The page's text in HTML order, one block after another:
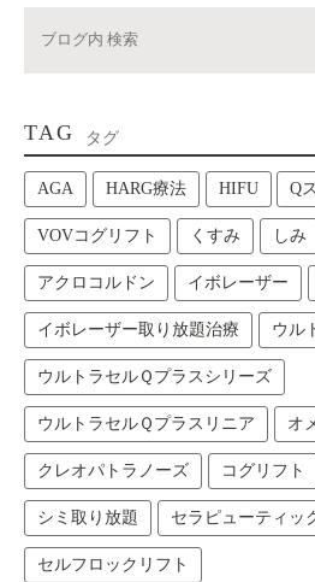
TAG タグ
AGA HARG療法 HIFU Q
VOVコグリフト くすみ しみ
アクロコルドン イボレーザー
イボレーザー取り放題治療 ウル
ウルトラセルＱプラスシリーズ
ウルトラセルＱプラスリニア オ
クレオパトラノーズ コグリフト
シミ取り放題 セラピューティッ
セルフロックリフト